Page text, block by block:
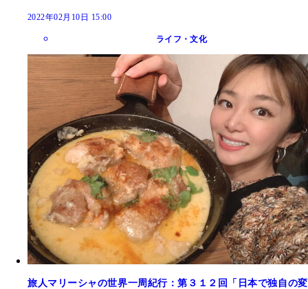
2022年02月10日 15:00
ライフ・文化
旅人マリーシャの世界一周紀行：第３１２回「日本で独自の変